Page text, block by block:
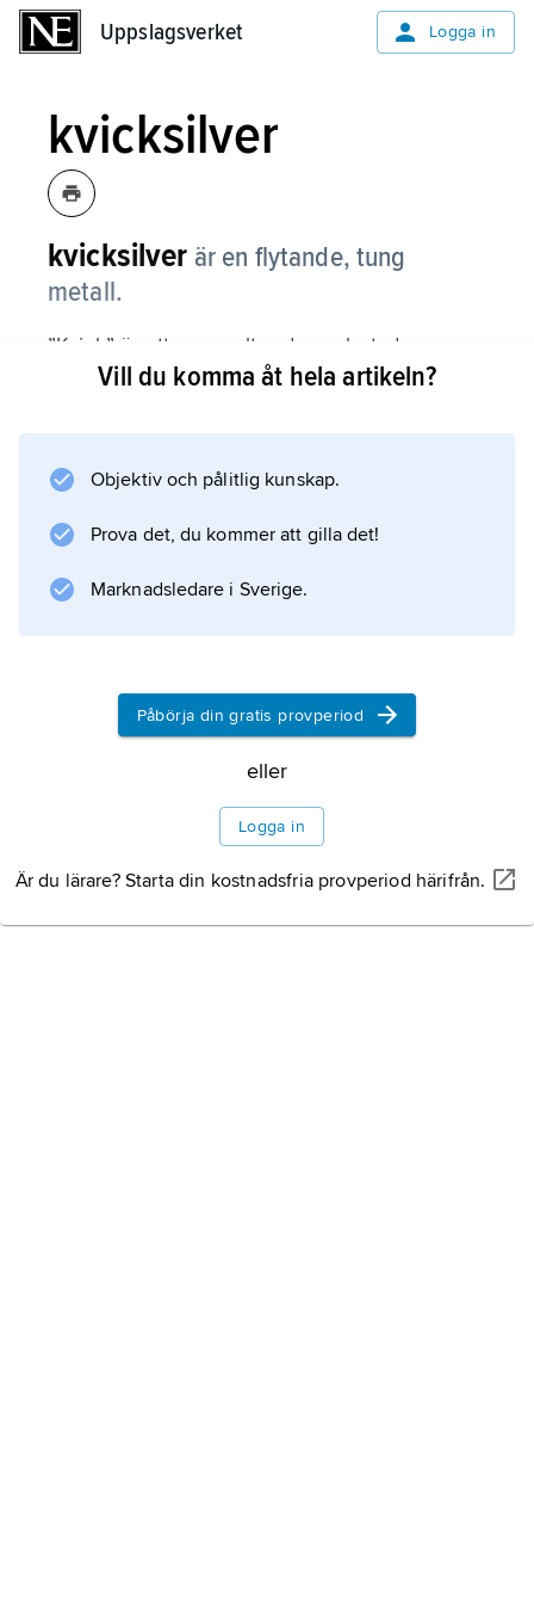
Uppslagsverket Logga in
kvicksilver
kvicksilver är en flytande, tung
metall.
”Kvick” är ett gammalt ord som betyder
’levande’. Tidigare användes kvicksilver i
lysrör. Men kvicksilver är ett starkt gift. Bara
ett
och kan därför inte brytas ner om det kommer
Information om artikeln
Vill du komma åt hela artikeln?
Objektiv och pålitlig kunskap.
Prova det, du kommer att gilla det!
Marknadsledare i Sverige.
Påbörja din gratis provperiod
eller
Logga in
Är du lärare? Starta din kostnadsfria provperiod härifrån.